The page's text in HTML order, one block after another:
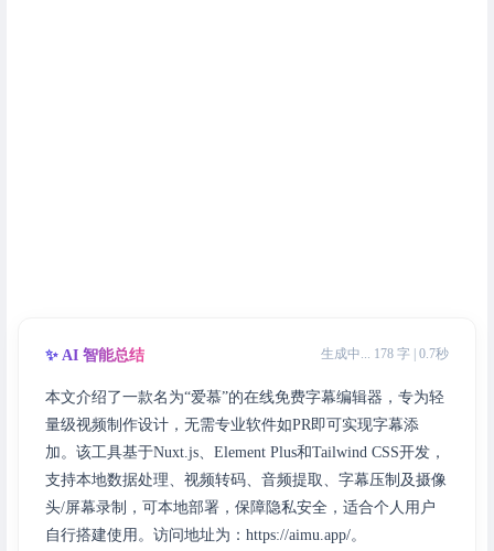
✨ AI 智能总结 生成中... 178 字 | 0.7秒
本文介绍了一款名为“爱慕”的在线免费字幕编辑器，专为轻
量级视频制作设计，无需专业软件如PR即可实现字幕添
加。该工具基于Nuxt.js、Element Plus和Tailwind CSS开发，
支持本地数据处理、视频转码、音频提取、字幕压制及摄像
头/屏幕录制，可本地部署，保障隐私安全，适合个人用户
自行搭建使用。访问地址为：https://aimu.app/。